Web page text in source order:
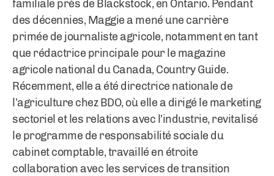
familiale près de Blackstock, en Ontario. Pendant
des décennies, Maggie a mené une carrière
primée de journaliste agricole, notamment en tant
que rédactrice principale pour le magazine
agricole national du Canada, Country Guide.
Récemment, elle a été directrice nationale de
l’agriculture chez BDO, où elle a dirigé le marketing
sectoriel et les relations avec l’industrie, revitalisé
le programme de responsabilité sociale du
cabinet comptable, travaillé en étroite
collaboration avec les services de transition